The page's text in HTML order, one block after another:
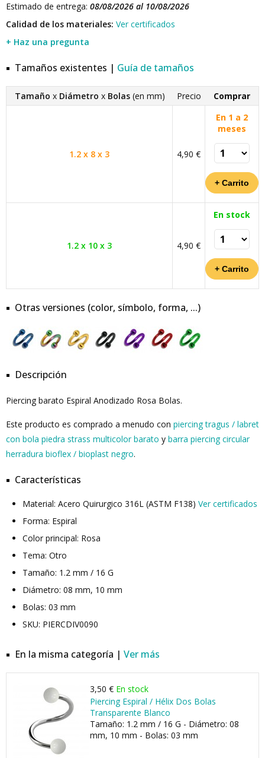
Estimado de entrega: 08/08/2026 al 10/08/2026
Calidad de los materiales: Ver certificados
+ Haz una pregunta
Tamaños existentes | Guía de tamaños
Tamaño x Diámetro x Bolas (en mm) Precio Comprar
1.2 x 8 x 3 4,90 €
En 1 a 2
meses
1.2 x 10 x 3 4,90 €
En stock
Otras versiones (color, símbolo, forma, ...)
Descripción
Piercing barato Espiral Anodizado Rosa Bolas.
Este producto es comprado a menudo con piercing tragus / labret
con bola piedra strass multicolor barato y barra piercing circular
herradura bioflex / bioplast negro.
Características
Material: Acero Quirurgico 316L (ASTM F138) Ver certificados
Forma: Espiral
Color principal: Rosa
Tema: Otro
Tamaño: 1.2 mm / 16 G
Diámetro: 08 mm, 10 mm
Bolas: 03 mm
SKU: PIERCDIV0090
En la misma categoría | Ver más
3,50 € En stock
Piercing Espiral / Hélix Dos Bolas
Transparente Blanco
Tamaño: 1.2 mm / 16 G - Diámetro: 08
mm, 10 mm - Bolas: 03 mm